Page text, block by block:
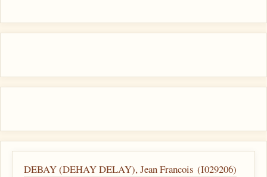
DEBAY (DEHAY DELAY), Jean Francois (I029206)